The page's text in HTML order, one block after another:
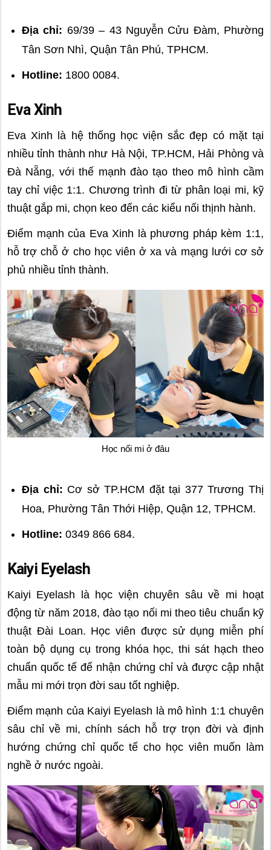
Địa chỉ: 69/39 – 43 Nguyễn Cửu Đàm, Phường
Tân Sơn Nhì, Quận Tân Phú, TPHCM.
Hotline: 1800 0084.
Eva Xinh
Eva Xinh là hệ thống học viện sắc đẹp có mặt tại
nhiều tỉnh thành như Hà Nội, TP.HCM, Hải Phòng và
Đà Nẵng, với thế mạnh đào tạo theo mô hình cầm
tay chỉ việc 1:1. Chương trình đi từ phân loại mi, kỹ
thuật gắp mi, chọn keo đến các kiểu nối thịnh hành.
Điểm mạnh của Eva Xinh là phương pháp kèm 1:1,
hỗ trợ chỗ ở cho học viên ở xa và mạng lưới cơ sở
phủ nhiều tỉnh thành.
Học nối mi ở đâu
Địa chỉ: Cơ sở TP.HCM đặt tại 377 Trương Thị
Hoa, Phường Tân Thới Hiệp, Quận 12, TPHCM.
Hotline: 0349 866 684.
Kaiyi Eyelash
Kaiyi Eyelash là học viện chuyên sâu về mi hoạt
động từ năm 2018, đào tạo nối mi theo tiêu chuẩn kỹ
thuật Đài Loan. Học viên được sử dụng miễn phí
toàn bộ dụng cụ trong khóa học, thi sát hạch theo
chuẩn quốc tế để nhận chứng chỉ và được cập nhật
mẫu mi mới trọn đời sau tốt nghiệp.
Điểm mạnh của Kaiyi Eyelash là mô hình 1:1 chuyên
sâu chỉ về mi, chính sách hỗ trợ trọn đời và định
hướng chứng chỉ quốc tế cho học viên muốn làm
nghề ở nước ngoài.